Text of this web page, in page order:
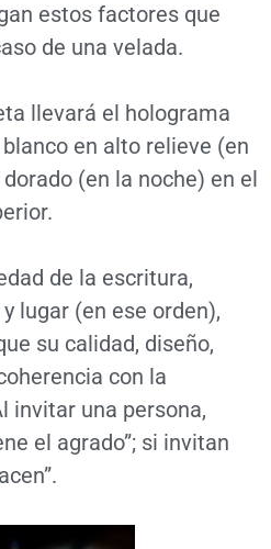
estos factores que
de una velada.
llevará el holograma
en alto relieve (en
(en la noche) en el
de la escritura,
lugar (en ese orden),
su calidad, diseño,
con la
invitar una persona,
el agrado”; si invitan